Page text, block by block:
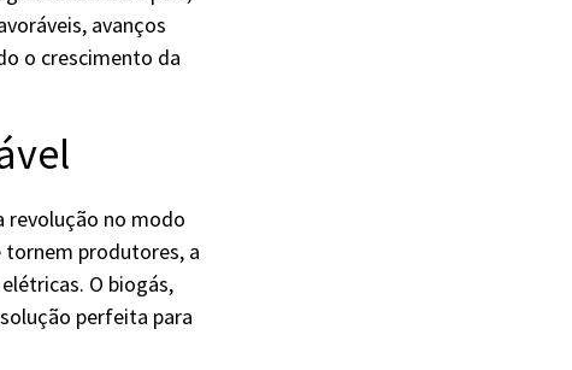
avanços
o crescimento da
revolução no modo
tornem produtores, a
O biogás,
perfeita para